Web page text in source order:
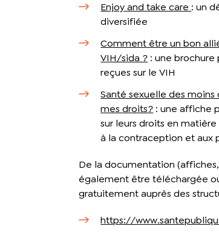
Enjoy and take care : un
diversifiée
Comment être un bon
VIH/sida ? : une brochure
reçues sur le VIH
Santé sexuelle des moins
mes droits? : une affiche
sur leurs droits en
à la contraception et aux
De la documentation
également être téléchargée
gratuitement auprès des
https://